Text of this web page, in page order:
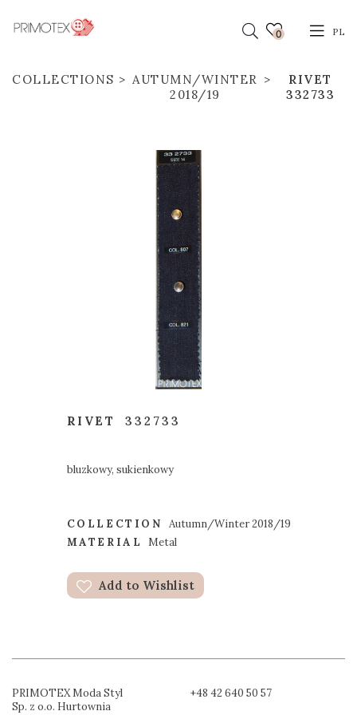
0 PL
COLLECTIONS
AUTUMN/WINTER
2018/19
RIVET
332733
RIVET 332733
bluzkowy, sukienkowy
COLLECTION
Autumn/Winter 2018/19
MATERIAL
Metal
Add to Wishlist
PRIMOTEX Moda Styl
Sp. z o.o. Hurtownia
+48 42 640 50 57